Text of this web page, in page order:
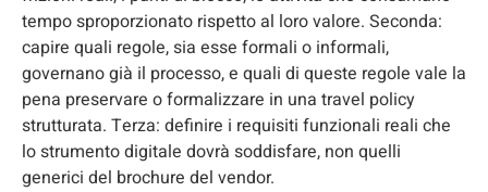
tempo sproporzionato rispetto al loro valore. Seconda:
capire quali regole, sia esse formali o informali,
governano già il processo, e quali di queste regole vale la
pena preservare o formalizzare in una travel policy
strutturata. Terza: definire i requisiti funzionali reali che
lo strumento digitale dovrà soddisfare, non quelli
generici del brochure del vendor.